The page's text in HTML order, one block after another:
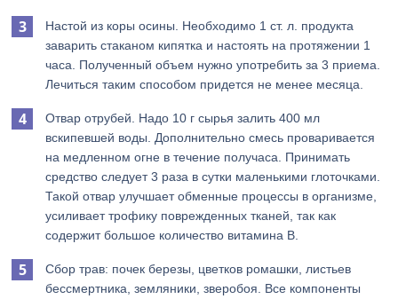
Настой из коры осины. Необходимо 1 ст. л. продукта
заварить стаканом кипятка и настоять на протяжении 1
часа. Полученный объем нужно употребить за 3 приема.
Лечиться таким способом придется не менее месяца.
Отвар отрубей. Надо 10 г сырья залить 400 мл
вскипевшей воды. Дополнительно смесь проваривается
на медленном огне в течение получаса. Принимать
средство следует 3 раза в сутки маленькими глоточками.
Такой отвар улучшает обменные процессы в организме,
усиливает трофику поврежденных тканей, так как
содержит большое количество витамина В.
Сбор трав: почек березы, цветков ромашки, листьев
бессмертника, земляники, зверобоя. Все компоненты